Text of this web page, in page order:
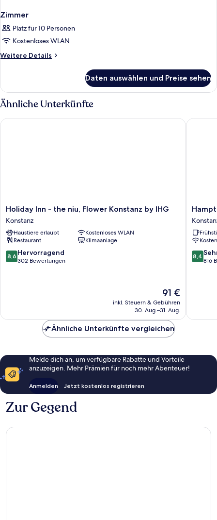
Zimmer
Platz für 10 Personen
Kostenloses WLAN
Weitere Details
Weitere
Daten auswählen und Preise sehen
Ähnliche Unterkünfte
Holiday
Inn
-
the
niu,
Flower
Konstanz
Holiday Inn - the niu, Flower Konstanz by IHG
Konstanz
Haustiere erlaubt
Kostenloses WLAN
Restaurant
Klimaanlage
8.6
von
8,6 Hervorragend
302 Bewertungen
Der
Preis
beträgt
91 €
inkl. Steuern & Gebühren
30. Aug.–31. Aug.
Holiday Inn - the niu, Flower Konstanz by IHG
by
Hilton
8.4
von
8,4
816
Ähnliche Unterkünfte vergleichen
Melde dich an, um verfügbare Rabatte und Vorteile
anzuzeigen. Mehr Prämien für noch mehr Abenteuer!
Anmelden Jetzt kostenlos registrieren
Zur Gegend